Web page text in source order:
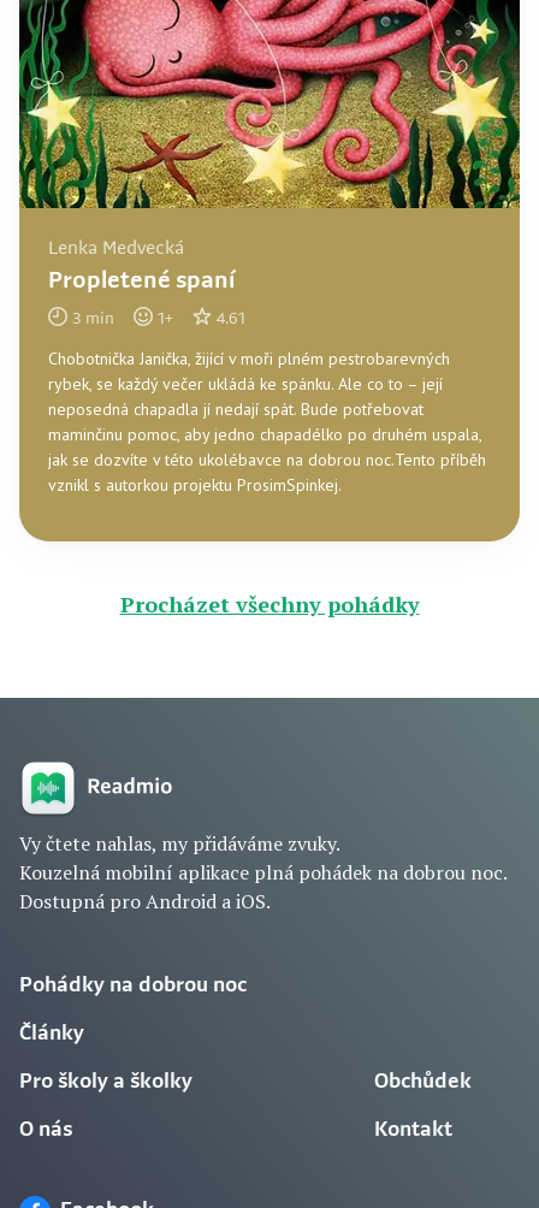
Lenka Medvecká
Propletené spaní
3 min 1+ 4.61
Chobotnička Janička, žijící v moři plném pestrobarevných
rybek, se každý večer ukládá ke spánku. Ale co to – její
neposedná chapadla jí nedají spát. Bude potřebovat
maminčinu pomoc, aby jedno chapadélko po druhém uspala,
jak se dozvíte v této ukolébavce na dobrou noc. ​​​​​​​​​​​​Tento příběh
vznikl s autorkou projektu ProsimSpinkej.
Procházet všechny pohádky
Vy čtete nahlas, my přidáváme zvuky.
Kouzelná mobilní aplikace plná pohádek na dobrou noc.
Dostupná pro Android a iOS.
Pohádky na dobrou noc
Články
Pro školy a školky
O nás
Obchůdek
Kontakt